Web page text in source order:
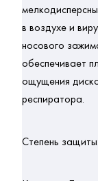
в воздухе и
носового
обеспечивает
ощущения
респиратора.
Степень защиты: